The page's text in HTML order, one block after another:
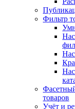
Фильтр
товаров
Учёт и